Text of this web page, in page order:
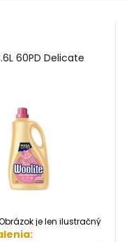
60PD Delicate
je len ilustračný